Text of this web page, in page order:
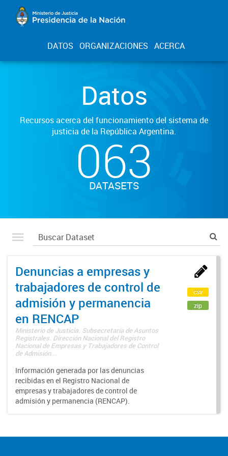
DATOS ORGANIZACIONES ACERCA
Datos
Recursos acerca del funcionamiento del sistema de
justicia de la República Argentina.
063
DATASETS
Denuncias a empresas y
trabajadores de control de
admisión y permanencia
en RENCAP
Ministerio de Justicia. Subsecretaría de Asuntos
Registrales. Dirección Nacional del Registro
Nacional de Empresas y Trabajadores de Control
de Admisión...
Información generada por las denuncias
recibidas en el Registro Nacional de
empresas y trabajadores de control de
admisión y permanencia (RENCAP).
csv
zip